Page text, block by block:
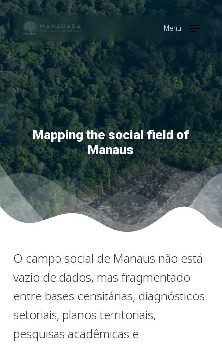
Skip
to
main
content
Menu
Mapping the social field of
Manaus
O campo social de Manaus não está
vazio de dados, mas fragmentado
entre bases censitárias, diagnósticos
setoriais, planos territoriais,
pesquisas acadêmicas e
Menu